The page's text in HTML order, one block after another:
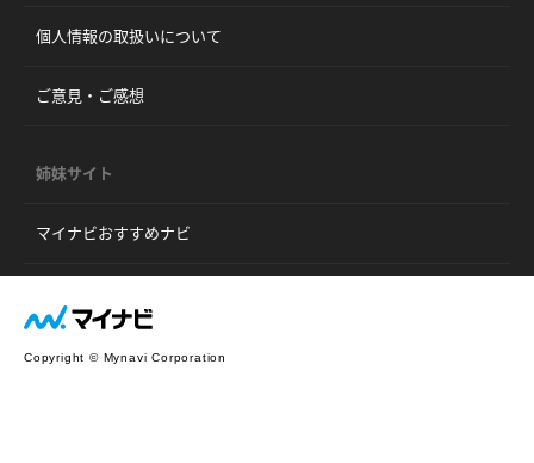
個人情報の取扱いについて
ご意見・ご感想
姉妹サイト
マイナビおすすめナビ
Copyright © Mynavi Corporation